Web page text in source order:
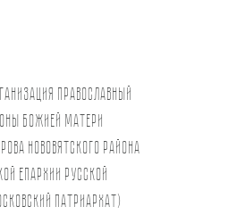
православный
Божией Матери
Нововятского района
Епархии Русской
Патриархат)